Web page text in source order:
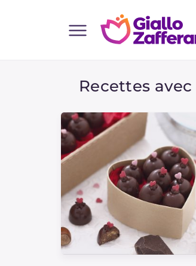
Toutes les recettes
Plats principaux
Boissons et rafraîchissements
Accompagnement
Pizzas et focaccia
Gateaux et patisserie
Recettes avec